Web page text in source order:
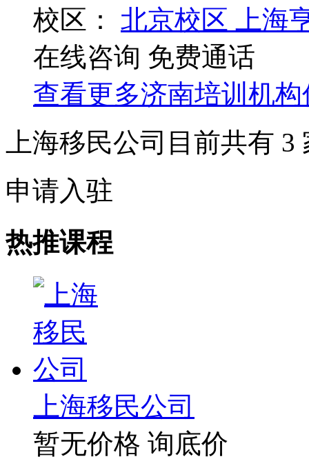
校区： 北京校区
上海
在线咨询 免费通话
查看更多济南培训机构
上海移民公司目前共有 3
申请入驻
热推课程
上海移民公司
暂无价格 询底价